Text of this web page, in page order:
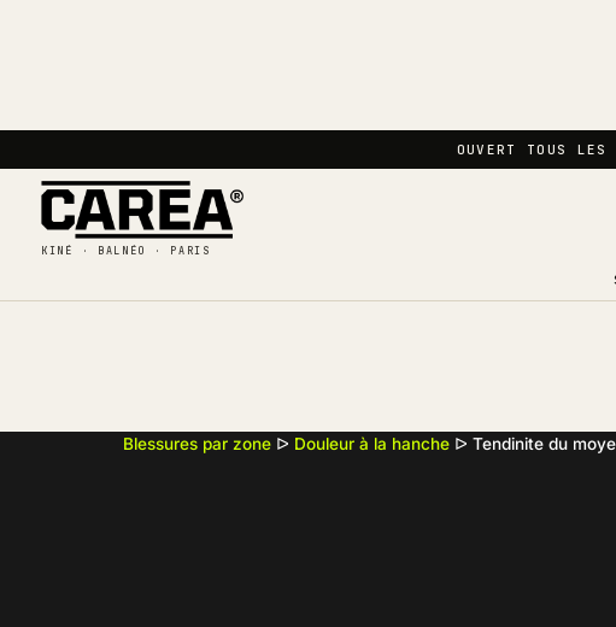
OUVERT TOUS LES
KINÉ · BALNÉO · PARIS
Blessures par zone ᐅ Douleur à la hanche ᐅ Tendinite du